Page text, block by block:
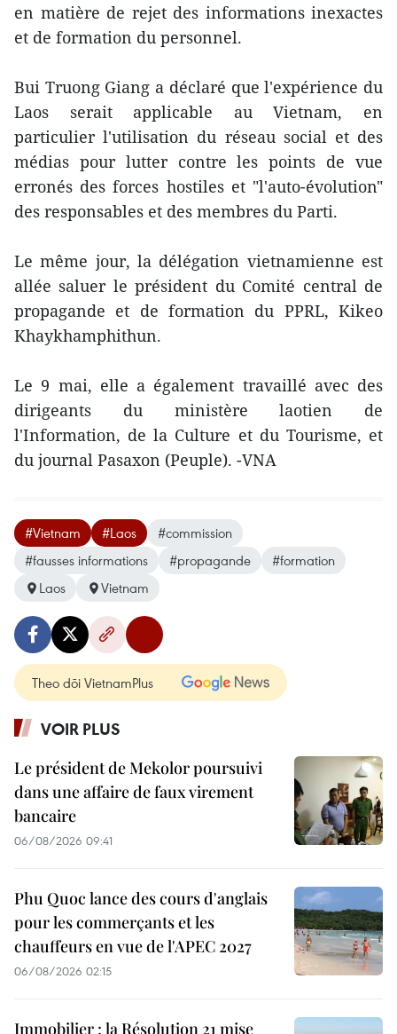
en matière de rejet des informations inexactes
et de formation du personnel.
Bui Truong Giang a déclaré que l'expérience du
Laos serait applicable au Vietnam, en
particulier l'utilisation du réseau social et des
médias pour lutter contre les points de vue
erronés des forces hostiles et "l'auto-évolution"
des responsables et des membres du Parti.
Le même jour, la délégation vietnamienne est
allée saluer le président du Comité central de
propagande et de formation du PPRL, Kikeo
Khaykhamphithun.
Le 9 mai, elle a également travaillé avec des
dirigeants du ministère laotien de
l'Information, de la Culture et du Tourisme, et
du journal Pasaxon (Peuple). -VNA
#Vietnam #Laos
#commission
#fausses informations
#propagande
#formation
Laos
Vietnam
Theo dõi VietnamPlus
VOIR PLUS
Le président de Mekolor poursuivi
dans une affaire de faux virement
bancaire
06/08/2026 09:41
Phu Quoc lance des cours d'anglais
pour les commerçants et les
chauffeurs en vue de l'APEC 2027
06/08/2026 02:15
Immobilier : la Résolution 21 mise